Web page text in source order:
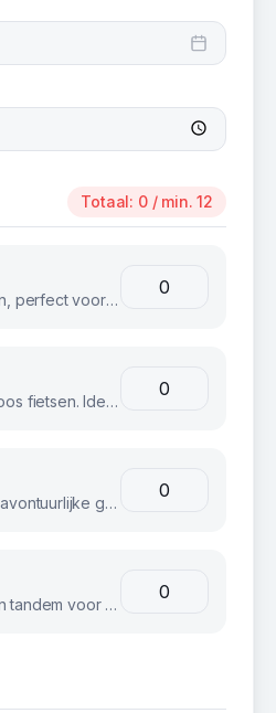
Totaal: 0/ min. 12
Klassieke stadsfietsen, perfect voor groepsuitjes en bedrijfsevents. Betrouwbaar en comfortabel voor iedereen.
E-bikes voor moeiteloos fietsen. Ideaal voor langere afstanden of heuvelachtig terrein.
Stoere fatbikes voor avontuurlijke groepen. Geschikt voor strand, bos en terrein.
Samen fietsen op een tandem voor een unieke teambuilding ervaring.